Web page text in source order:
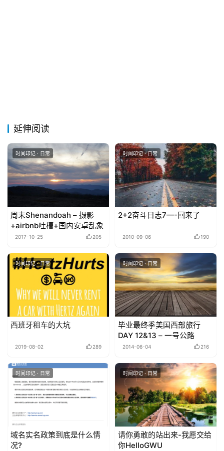
延伸阅读
时间印记 · 日常
周末Shenandoah – 摄影
+airbnb吐槽+国内安卓乱象
2017-10-25 205
时间印记 · 日常
2+2奋斗日志7—-回来了
2010-09-06 190
时间印记 · 日常
西班牙租车的大坑
2019-08-02 289
时间印记 · 日常
毕业最终季美国西部旅行
DAY 12&13 – 一号公路
2014-06-04 216
时间印记 · 日常
域名实名政策到底是什么情
况?
时间印记 · 日常
请你勇敢的站出来-我愿交给
你HelloGWU